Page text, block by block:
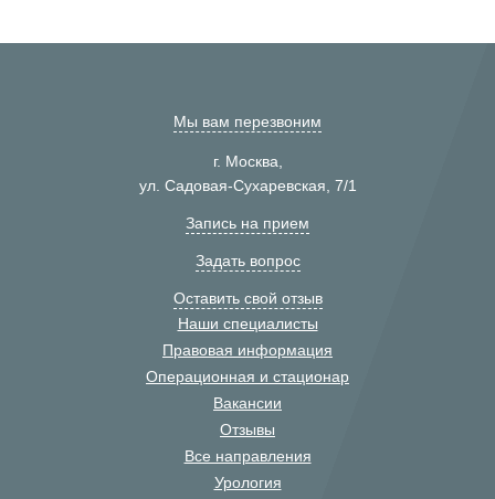
Мы вам перезвоним
г. Москва,
ул. Садовая-Сухаревская, 7/1
Запись на прием
Задать вопрос
Оставить свой отзыв
Наши специалисты
Правовая информация
Операционная и стационар
Вакансии
Отзывы
Все направления
Урология